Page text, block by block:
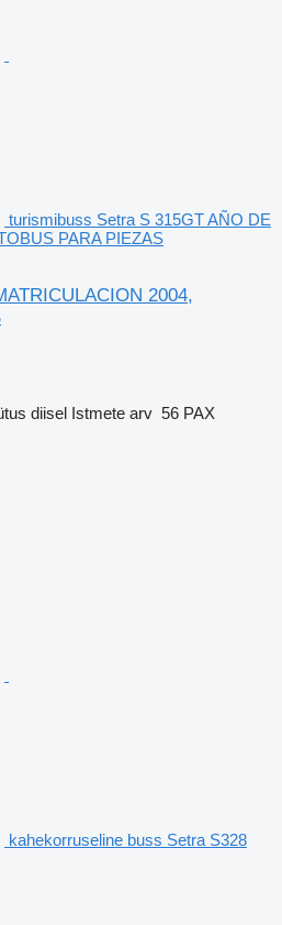
turismibuss Setra S 315GT AÑO DE
PARA PIEZAS
2004,
diisel Istmete arv 56 PAX
kahekorruseline buss Setra S328